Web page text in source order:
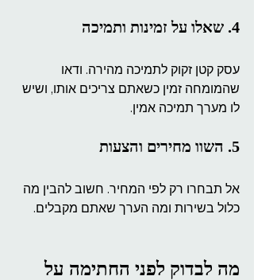
4. שאלו על זמינות ותמיכה
עסק קטן זקוק לתמיכה מהירה. ודאו
שהמומחה זמין כשאתם צריכים אותו, ושיש
לו מערך תמיכה אמין.
5. השוו מחירים והצעות
אל תבחרו רק לפי המחיר. חשוב להבין מה
כלול בשירות ומה הערך שאתם מקבלים.
מה לבדוק לפני החתימה על